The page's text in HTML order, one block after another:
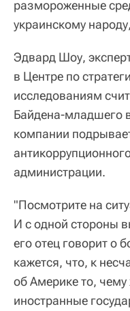
размороженные
украинскому
Эдвард Шоу,
в Центре по
исследованиям
Байдена-младшего
компании
администрации.
"Посмотрите на
И с одной стороны
его отец говорит о
кажется, что, к
об Америке то, чему
иностранные